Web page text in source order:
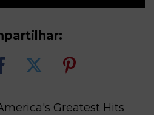
Greatest Hits